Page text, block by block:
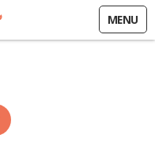
MENU